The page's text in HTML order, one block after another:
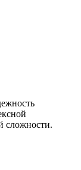
сложности.